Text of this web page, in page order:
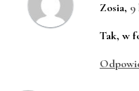
Zosia, 9
Tak, w